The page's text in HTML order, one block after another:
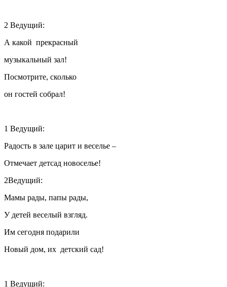
2 Ведущий:
А какой прекрасный
музыкальный зал!
Посмотрите, сколько
он гостей собрал!
1 Ведущий:
Радость в зале царит и веселье –
Отмечает детсад новоселье!
2Ведущий:
Мамы рады, папы рады,
У детей веселый взгляд.
Им сегодня подарили
Новый дом, их детский сад!
1 Ведущий: